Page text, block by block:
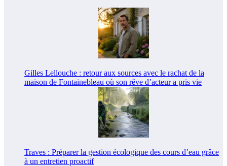
Gilles Lellouche : retour aux sources avec le rachat de la
maison de Fontainebleau où son rêve d’acteur a pris vie
Traves : Préparer la gestion écologique des cours d’eau grâce
à un entretien proactif